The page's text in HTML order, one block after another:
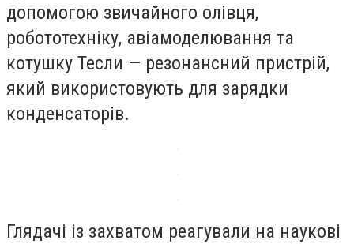
допомогою звичайного олівця,
робототехніку, авіамоделювання та
котушку Тесли — резонансний пристрій,
який використовують для зарядки
конденсаторів.
Глядачі із захватом реагували на наукові